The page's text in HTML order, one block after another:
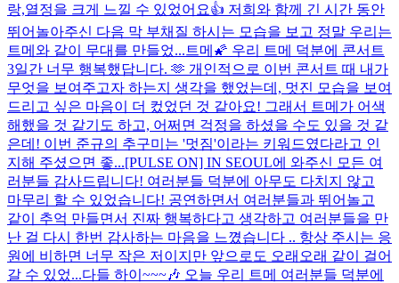
랑,열정을 크게 느낄 수 있었어요👍 저희와 함께 긴 시간 동안
뛰어놀아주신 다음 막 부채질 하시는 모습을 보고 정말 우리는
트메와 같이 무대를 만들었... 트메🌠 우리 트메 덕분에 콘서트
3일간 너무 행복했답니다. 🫶 개인적으로 이번 콘서트 때 내가
무엇을 보여주고자 하는지 생각을 했었는데, 멋진 모습을 보여
드리고 싶은 마음이 더 컸었던 것 같아요! 그래서 트메가 어색
해했을 것 같기도 하고, 어쩌면 걱정을 하셨을 수도 있을 것 같
은데! 이번 준규의 추구미는 '멋짐'이라는 키워드였다라고 인
지해 주셨으면 좋...[PULSE ON] IN SEOUL에 와주신 모든 여
러분들 감사드립니다! 여러분들 덕분에 아무도 다치지 않고
마무리 할 수 있었습니다! 공연하면서 여러분들과 뛰어놀고
같이 추억 만들면서 진짜 행복하다고 생각하고 여러분들을 만
난 걸 다시 한번 감사하는 마음을 느꼈습니다 .. 항상 주시는 응
원에 비하면 너무 작은 저이지만 앞으로도 오래오래 같이 걸어
갈 수 있었...다들 하이~~~🎶 오늘 우리 트메 여러분들 덕분에